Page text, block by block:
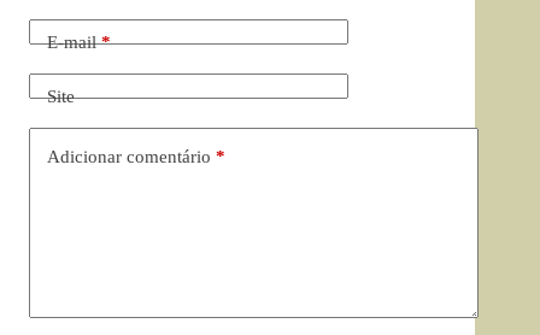
E-mail*
Site
Adicionar comentário *